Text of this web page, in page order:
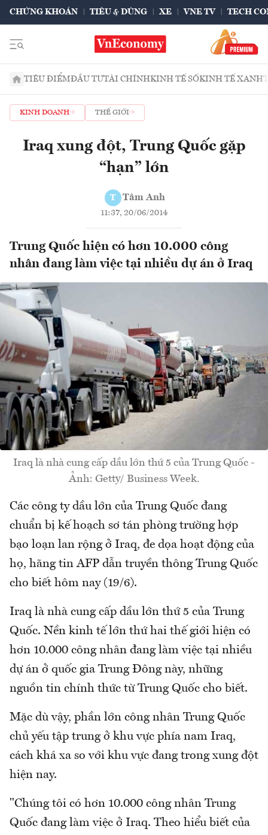
CHỨNG KHOÁN TIÊU & DÙNG XE VNE TV TECH
TIÊU ĐIỂMĐẦU TƯTÀI CHÍNHKINH TẾ SỐKINH TẾ XANH
KINH DOANH THẾ GIỚI
Iraq xung đột, Trung Quốc gặp
“hạn” lớn
T Tâm Anh
11:37, 20/06/2014
Trung Quốc hiện có hơn 10.000 công
nhân đang làm việc tại nhiều dự án ở Iraq
Iraq là nhà cung cấp dầu lớn thứ 5 của Trung Quốc -
Ảnh: Getty/ Business Week.
Các công ty dầu lớn của Trung Quốc đang
chuẩn bị kế hoạch sơ tán phòng trường hợp
bạo loạn lan rộng ở Iraq, đe dọa hoạt động của
họ, hãng tin AFP dẫn truyền thông Trung Quốc
cho biết hôm nay (19/6).
Iraq là nhà cung cấp dầu lớn thứ 5 của Trung
Quốc. Nền kinh tế lớn thứ hai thế giới hiện có
hơn 10.000 công nhân đang làm việc tại nhiều
dự án ở quốc gia Trung Đông này, những
nguồn tin chính thức từ Trung Quốc cho biết.
Mặc dù vậy, phần lớn công nhân Trung Quốc
chủ yếu tập trung ở khu vực phía nam Iraq,
cách khá xa so với khu vực đang trong xung đột
hiện nay.
"Chúng tôi có hơn 10.000 công nhân Trung
Quốc đang làm việc ở Iraq. Theo hiểu biết của